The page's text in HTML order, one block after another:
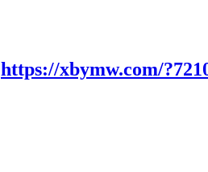
https://xbymw.com/